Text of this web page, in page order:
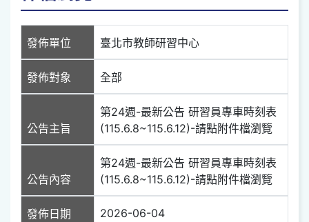
發佈單位 臺北市教師研習中心
發佈對象 全部
公告主旨
第24週-最新公告 研習員專車時刻表
(115.6.8~115.6.12)-請點附件檔瀏覽
公告內容
第24週-最新公告 研習員專車時刻表
(115.6.8~115.6.12)-請點附件檔瀏覽
發佈日期 2026-06-04